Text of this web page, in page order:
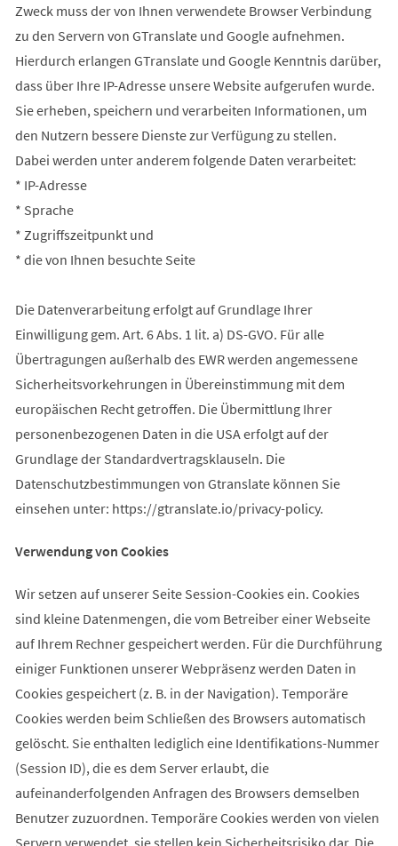
Zweck muss der von Ihnen verwendete Browser Verbindung
zu den Servern von GTranslate und Google aufnehmen.
Hierdurch erlangen GTranslate und Google Kenntnis darüber,
dass über Ihre IP-Adresse unsere Website aufgerufen wurde.
Sie erheben, speichern und verarbeiten Informationen, um
den Nutzern bessere Dienste zur Verfügung zu stellen.
Dabei werden unter anderem folgende Daten verarbeitet:
* IP-Adresse
* Sprache
* Zugriffszeitpunkt und
* die von Ihnen besuchte Seite
Die Datenverarbeitung erfolgt auf Grundlage Ihrer
Einwilligung gem. Art. 6 Abs. 1 lit. a) DS-GVO. Für alle
Übertragungen außerhalb des EWR werden angemessene
Sicherheitsvorkehrungen in Übereinstimmung mit dem
europäischen Recht getroffen. Die Übermittlung Ihrer
personenbezogenen Daten in die USA erfolgt auf der
Grundlage der Standardvertragsklauseln. Die
Datenschutzbestimmungen von Gtranslate können Sie
einsehen unter: https://gtranslate.io/privacy-policy.
Verwendung von Cookies
Wir setzen auf unserer Seite Session-Cookies ein. Cookies
sind kleine Datenmengen, die vom Betreiber einer Webseite
auf Ihrem Rechner gespeichert werden. Für die Durchführung
einiger Funktionen unserer Webpräsenz werden Daten in
Cookies gespeichert (z. B. in der Navigation). Temporäre
Cookies werden beim Schließen des Browsers automatisch
gelöscht. Sie enthalten lediglich eine Identifikations-Nummer
(Session ID), die es dem Server erlaubt, die
aufeinanderfolgenden Anfragen des Browsers demselben
Benutzer zuzuordnen. Temporäre Cookies werden von vielen
Servern verwendet, sie stellen kein Sicherheitsrisiko dar. Die